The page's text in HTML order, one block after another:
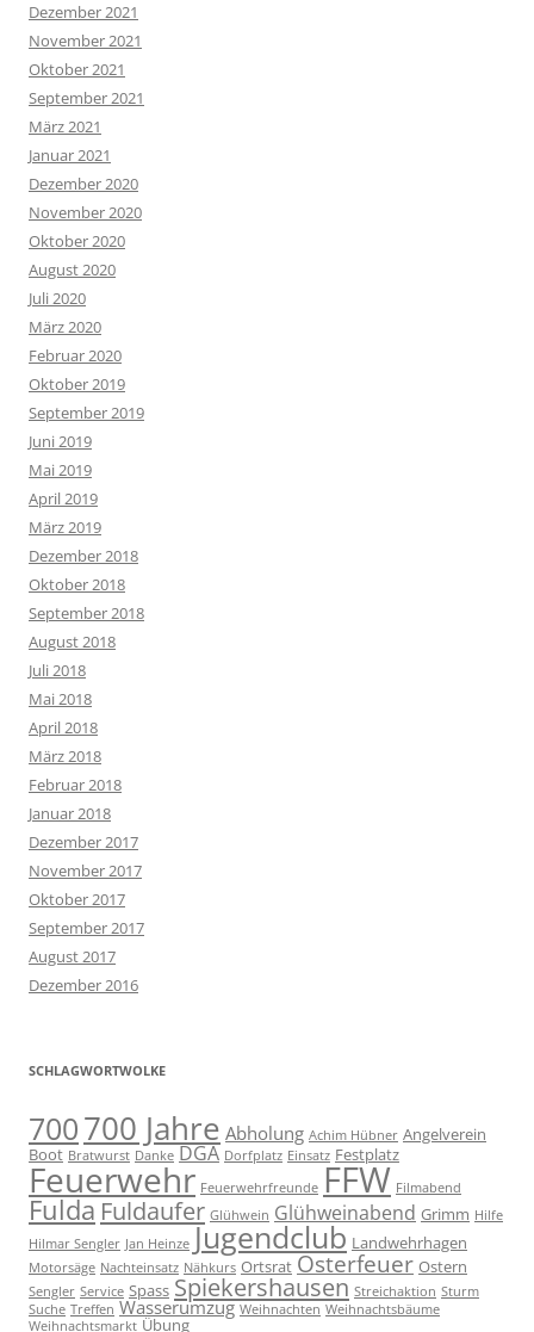
Dezember 2021
November 2021
Oktober 2021
September 2021
März 2021
Januar 2021
Dezember 2020
November 2020
Oktober 2020
August 2020
Juli 2020
März 2020
Februar 2020
Oktober 2019
September 2019
Juni 2019
Mai 2019
April 2019
März 2019
Dezember 2018
Oktober 2018
September 2018
August 2018
Juli 2018
Mai 2018
April 2018
März 2018
Februar 2018
Januar 2018
Dezember 2017
November 2017
Oktober 2017
September 2017
August 2017
Dezember 2016
SCHLAGWORTWOLKE
700700 Jahre Abholung Achim Hübner Angelverein
Boot Bratwurst Danke DGA Dorfplatz Einsatz Festplatz
Feuerwehr Feuerwehrfreunde FFW Filmabend
Fulda Fuldaufer Glühwein Glühweinabend Grimm Hilfe
Hilmar Sengler Jan Heinze Jugendclub Landwehrhagen
Motorsäge Nachteinsatz Nähkurs Ortsrat Osterfeuer Ostern
Sengler Service Spass Spiekershausen Streichaktion Sturm
Suche Treffen Wasserumzug Weihnachten Weihnachtsbäume
Weihnachtsmarkt Übung